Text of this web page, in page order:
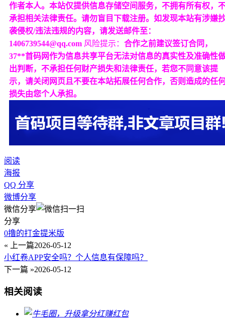
作者本人。本站仅提供信息存储空间服务，不拥有所有权，
承担相关法律责任。请勿盲目下载注册。如发现本站有涉嫌
袭侵权/违法违规的内容，请发送邮件至：
1406739544@qq.com 风险提示： 合作之前建议签订合同，
37**首码网作为信息共享平台无法对信息的真实性及准确性
出判断，不承担任何财产损失和法律责任，若您不同意该提
示，请关闭网页且不要在本站拓展任何合作，否则造成的任
损失由您个人承担。
阅读
海报
QQ 分享
微博分享
微信分享
分享
0撸的打金提米版
« 上一篇2026-05-12
小红卷APP安全吗？个人信息有保障吗？
下一篇 »2026-05-12
相关阅读